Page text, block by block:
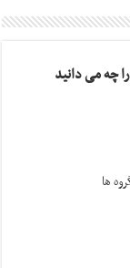
چه می دانید
ها